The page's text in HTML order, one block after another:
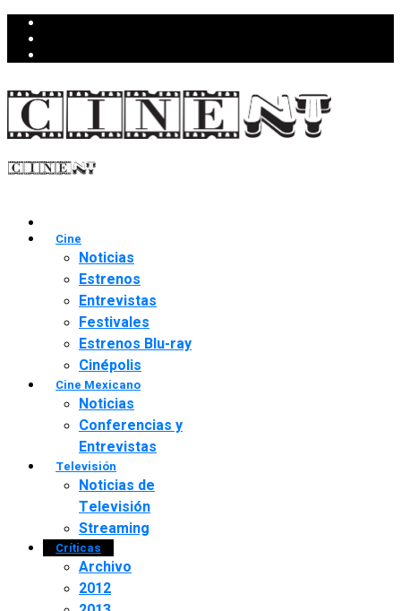
Cine
Noticias
Estrenos
Entrevistas
Festivales
Estrenos Blu-ray
Cinépolis
Cine Mexicano
Noticias
Conferencias y
Entrevistas
Televisión
Noticias de
Televisión
Streaming
Críticas
Archivo
2012